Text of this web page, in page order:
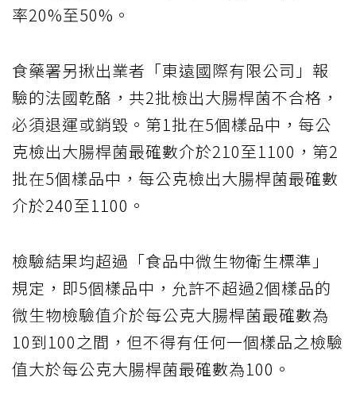
率20%至50%。
食藥署另揪出業者「東遠國際有限公司」報
驗的法國乾酪，共2批檢出大腸桿菌不合格，
必須退運或銷毀。第1批在5個樣品中，每公
克檢出大腸桿菌最確數介於210至1100，第2
批在5個樣品中，每公克檢出大腸桿菌最確數
介於240至1100。
檢驗結果均超過「食品中微生物衛生標準」
規定，即5個樣品中，允許不超過2個樣品的
微生物檢驗值介於每公克大腸桿菌最確數為
10到100之間，但不得有任何一個樣品之檢驗
值大於每公克大腸桿菌最確數為100。